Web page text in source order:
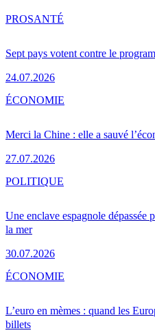
Sept pays votent contre le
24.07.2026
PROSANTÉ
Merci la Chine : elle a sauvé
27.07.2026
ÉCONOMIE
Une enclave espagnole
la mer
30.07.2026
POLITIQUE
L’euro en mèmes : quand les
billets
ÉCONOMIE